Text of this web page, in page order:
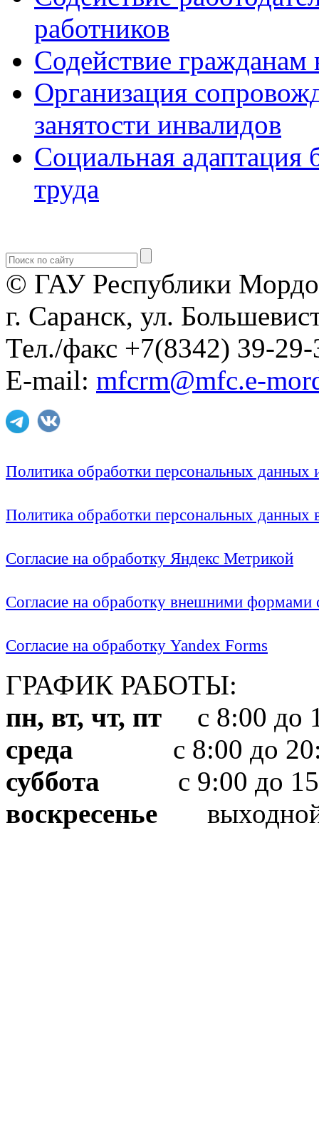
работников
Содействие
Организация
занятости инвалидов
Социальная адаптация
труда
© ГАУ Республики
г. Саранск, ул.
Тел./факс +7(8342) 39-29-
E-mail: mfcrm@mfc.e-
Политика обработки персональных
Политика обработки персональных
Согласие на обработку Яндекс Метрикой
Согласие на обработку внешними формами
Согласие на обработку Yandex Forms
ГРАФИК РАБОТЫ:
пн, вт, чт, пт с 8:00 до
среда с 8:00 до
суббота с 9:00 до
воскресенье